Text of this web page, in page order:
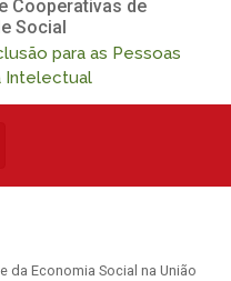
Cooperativas de
Social
para as Pessoas
Intelectual
da Economia Social na União